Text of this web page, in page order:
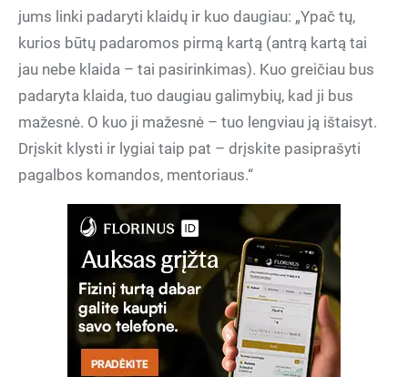
jums linki padaryti klaidų ir kuo daugiau: „Ypač tų,
kurios būtų padaromos pirmą kartą (antrą kartą tai
jau nebe klaida – tai pasirinkimas). Kuo greičiau bus
padaryta klaida, tuo daugiau galimybių, kad ji bus
mažesnė. O kuo ji mažesnė – tuo lengviau ją ištaisyt.
Drįskit klysti ir lygiai taip pat – drįskite pasiprašyti
pagalbos komandos, mentoriaus.“